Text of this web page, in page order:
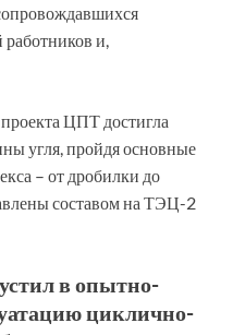
и,
ЦПТ достигла
угля, пройдя основные
– от дробилки до
составом на ТЭЦ-2
в опытно-
циклично-